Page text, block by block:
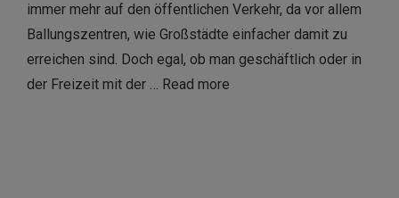
immer mehr auf den öffentlichen Verkehr, da vor allem
Ballungszentren, wie Großstädte einfacher damit zu
erreichen sind. Doch egal, ob man geschäftlich oder in
der Freizeit mit der … Read more